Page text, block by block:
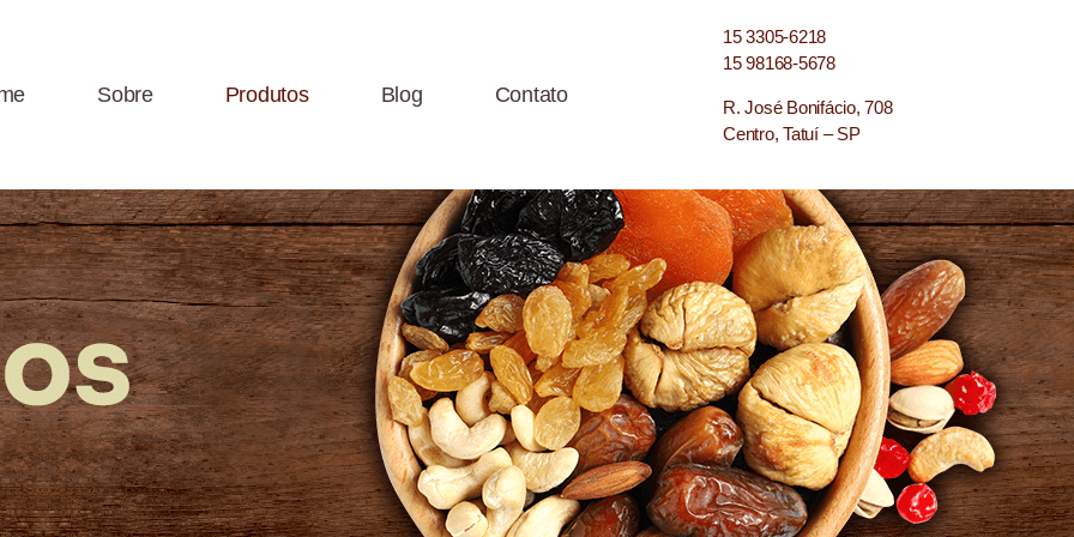
Sobre Produtos Blog Contato
15 3305-6218
15 98168-5678
R. José Bonifácio, 708
Centro, Tatuí – SP